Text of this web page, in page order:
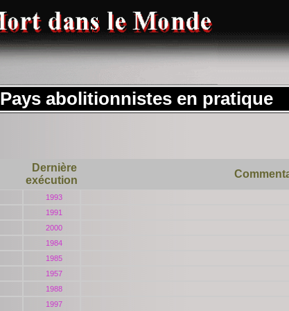
Pays abolitionnistes en pratique
Dernière
exécution
1993
1991
2000
1984
1985
1957
1988
1997